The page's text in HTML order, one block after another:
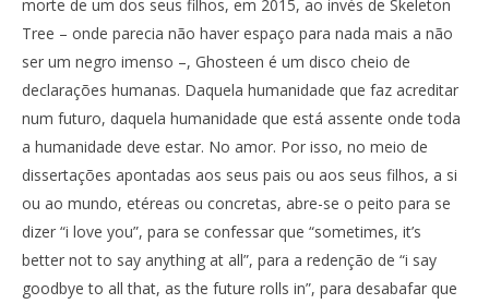
morte de um dos seus filhos, em 2015, ao invés de Skeleton
Tree – onde parecia não haver espaço para nada mais a não
ser um negro imenso –, Ghosteen é um disco cheio de
declarações humanas. Daquela humanidade que faz acreditar
num futuro, daquela humanidade que está assente onde toda
a humanidade deve estar. No amor. Por isso, no meio de
dissertações apontadas aos seus pais ou aos seus filhos, a si
ou ao mundo, etéreas ou concretas, abre-se o peito para se
dizer “i love you”, para se confessar que “sometimes, it’s
better not to say anything at all”, para a redenção de “i say
goodbye to all that, as the future rolls in”, para desabafar que